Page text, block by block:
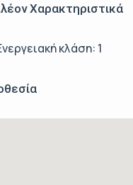
Χαρακτηριστικά
κλάση: 1